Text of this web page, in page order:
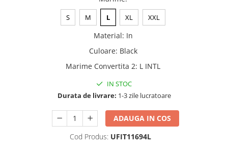
S M L XL XXL
Material: In
Culoare: Black
Marime Convertita 2: L INTL
IN STOC
Durata de livrare: 1-3 zile lucratoare
ADAUGA IN COS
Cod Produs: UFIT11694L